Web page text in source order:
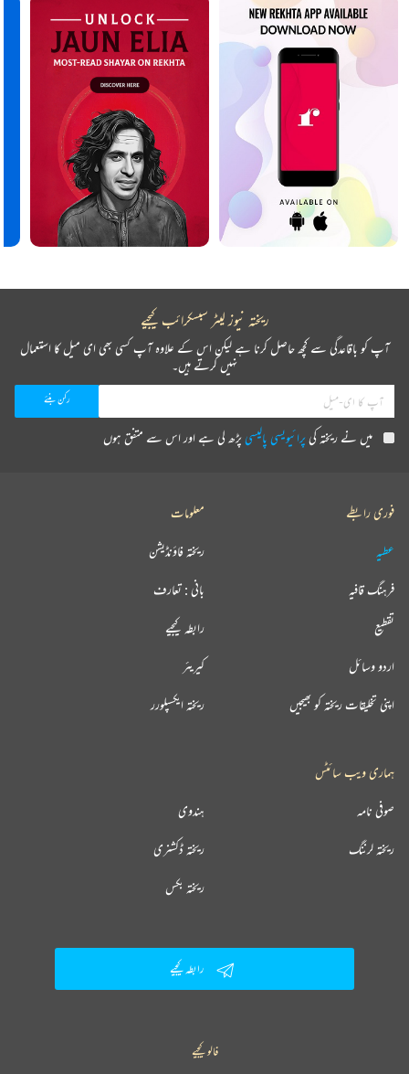
ریختہ نیوز لیٹر سبسکرائب کیجیے
آپ کو باقاعدگی سے کچھ حاصل کرنا ہے لیکن اس کے علاوہ آپ کسی بھی ای میل کا استعمال
نہیں کرتے ہیں۔
میں نے ریختہ کیپرائیویسی پالیسیپڑھ لی ہے اور اس سے متفق ہوں
فوری رابطے
عطیہ
فرہنگ قافیہ
تقطیع
اردو وسائل
اپنی تخلیقات ریختہ کو بھیجیں
معلومات
ریختہ فاؤنڈیشن
بانی : تعارف
رابطہ کیجیے
کیریئر
ریختہ ایکسپلورر
ہماری ویب سائٹس
ہندوی صوفی نامہ
ریختہ ڈکشنری ریختہ لرننگ
ریختہ بکس
رابطہ کیجیے
فالو کیجیے